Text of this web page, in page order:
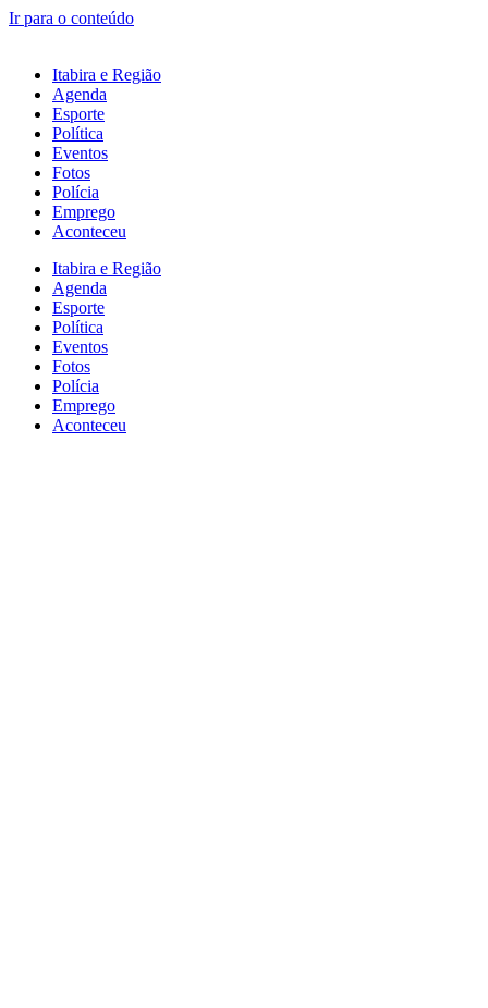
Ir para o conteúdo
Itabira e Região
Agenda
Esporte
Política
Eventos
Fotos
Polícia
Emprego
Aconteceu
Itabira e Região
Agenda
Esporte
Política
Eventos
Fotos
Polícia
Emprego
Aconteceu